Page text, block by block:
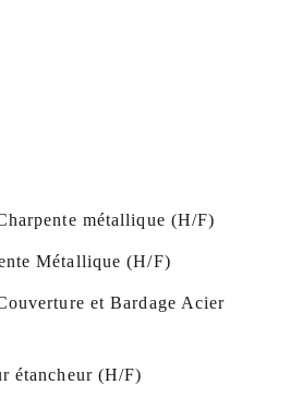
métallique (H/F)
Métallique (H/F)
et Bardage Acier
étancheur (H/F)